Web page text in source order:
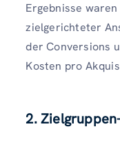
Ergebnisse
zielgerichteter
der Conversions
Kosten pro
2.